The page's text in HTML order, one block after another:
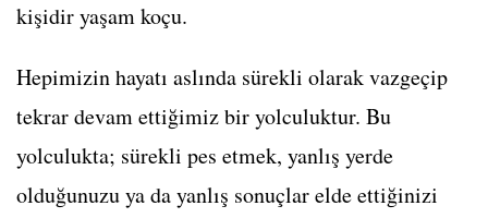
kişidir yaşam koçu.
Hepimizin hayatı aslında sürekli olarak vazgeçip
tekrar devam ettiğimiz bir yolculuktur. Bu
yolculukta; sürekli pes etmek, yanlış yerde
olduğunuzu ya da yanlış sonuçlar elde ettiğinizi